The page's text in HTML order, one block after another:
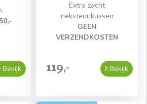
Bekijk
Extra zacht
neksteunkussen
GEEN
VERZENDKOSTEN
119,- Bekijk